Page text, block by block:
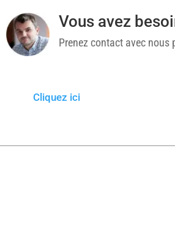
Vous avez
Prenez contact avec nous
Cliquez ici